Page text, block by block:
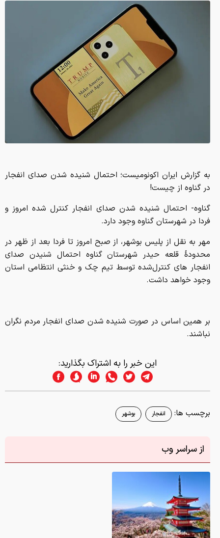
به گزارش ایران اکونومیست؛ احتمال شنیده شدن صدای انفجار
در گناوه از چیست!
گناوه- احتمال شنیده شدن صدای انفجار کنترل شده امروز و
فردا در شهرستان گناوه وجود دارد.
مهر به نقل از پلیس بوشهر، از صبح امروز تا فردا بعد از ظهر در
محدودهٔ قلعه حیدر شهرستان گناوه احتمال شنیدن صدای
انفجار های کنترل‌شده توسط تیم چک و خنثی انتظامی استان
وجود خواهد داشت.
بر همین اساس در صورت شنیده شدن صدای انفجار مردم نگران
نباشند.
این خبر را به اشتراک بگذارید:
برچسب ها: انفجار بوشهر
از سراسر وب